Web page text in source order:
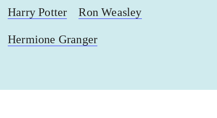
Harry Potter Ron Weasley
Hermione Granger